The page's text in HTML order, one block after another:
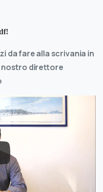
da fare alla scrivania in
nostro direttore